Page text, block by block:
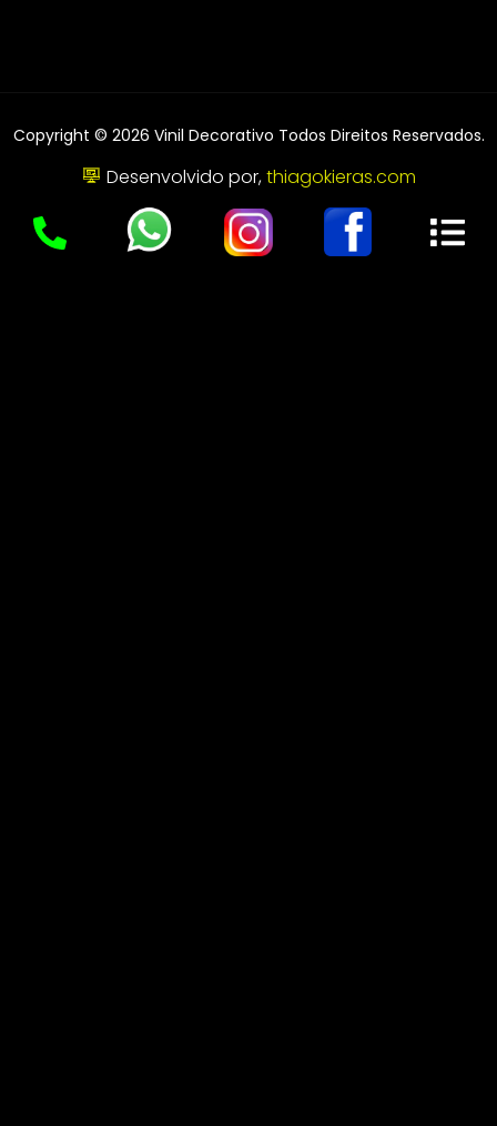
Copyright © 2026 Vinil Decorativo Todos Direitos Reservados.
Desenvolvido por,thiagokieras.com